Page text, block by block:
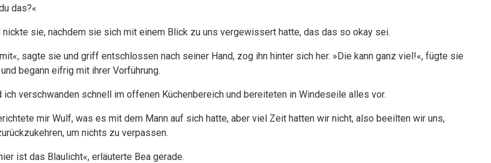
das?«
nickte sie, nachdem sie sich mit einem Blick zu uns vergewissert hatte, das das so okay sei.
sagte sie und griff entschlossen nach seiner Hand, zog ihn hinter sich her. »Die kann ganz viel!«, fügte sie
begann eifrig mit ihrer Vorführung.
ich verschwanden schnell im offenen Küchenbereich und bereiteten in Windeseile alles vor.
mir Wulf, was es mit dem Mann auf sich hatte, aber viel Zeit hatten wir nicht, also beeilten wir uns,
um nichts zu verpassen.
ist das Blaulicht«, erläuterte Bea gerade.